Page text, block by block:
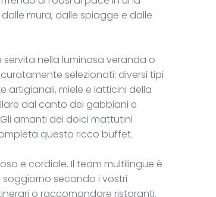
mura, dalle spiagge e dalle
nella luminosa veranda o
selezionati: diversi tipi
artigianali, miele e latticini della
dal canto dei gabbiani e
amanti dei dolci mattutini
questo ricco buffet.
e cordiale. Il team multilingue è
secondo i vostri
o raccomandare ristoranti.